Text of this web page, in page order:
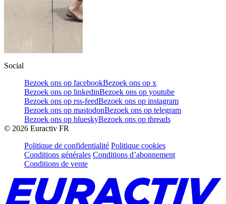
Social
Bezoek ons op facebookBezoek ons op x
Bezoek ons op linkedinBezoek ons op youtube
Bezoek ons op rss-feedBezoek ons op instagram
Bezoek ons op mastodonBezoek ons op telegram
Bezoek ons op blueskyBezoek ons op threads
© 2026 Euractiv FR
Politique de confidentialité Politique cookies
Conditions générales Conditions d’abonnement
Conditions de vente